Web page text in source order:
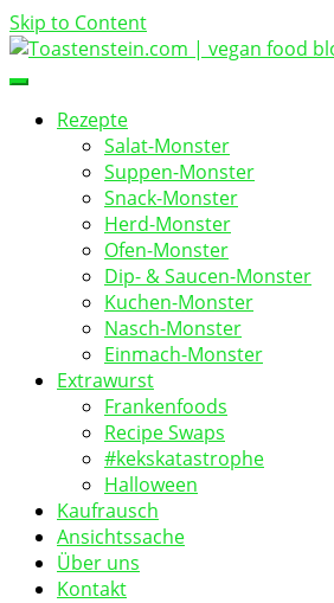
Skip to Content
Toastenstein.com
vegan food blog
Rezepte
Salat-Monster
Suppen-Monster
Snack-Monster
Herd-Monster
Ofen-Monster
Dip- & Saucen-Monster
Kuchen-Monster
Nasch-Monster
Einmach-Monster
Extrawurst
Frankenfoods
Recipe Swaps
#kekskatastrophe
Halloween
Kaufrausch
Ansichtssache
Über uns
Kontakt